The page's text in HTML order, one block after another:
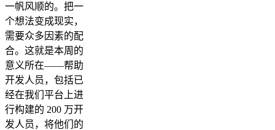
一帆风顺的。把一
个想法变成现实，
需要众多因素的配
合。这就是本周的
意义所在——帮助
开发人员，包括已
经在我们平台上进
行构建的 200 万开
发人员，将他们的